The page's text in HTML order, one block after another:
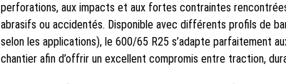
perforations, aux impacts et aux fortes contraintes
abrasifs ou accidentés. Disponible avec différents profils de
selon les applications), le 600/65 R25 s’adapte parfaitement
chantier afin d’offrir un excellent compromis entre traction,